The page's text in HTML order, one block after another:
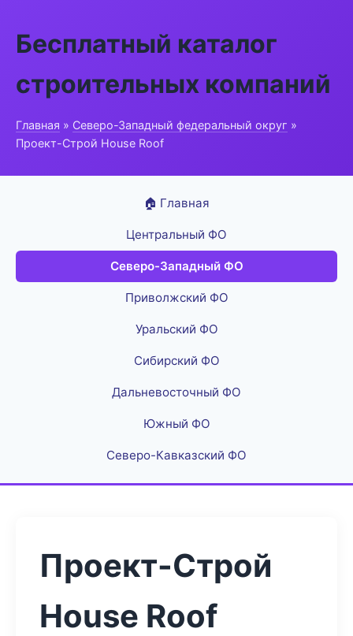
Бесплатный каталог
строительных компаний
Главная » Северо-Западный федеральный округ »
Проект-Строй House Roof
🏠 Главная
Центральный ФО
Северо-Западный ФО
Приволжский ФО
Уральский ФО
Сибирский ФО
Дальневосточный ФО
Южный ФО
Северо-Кавказский ФО
Проект-Строй
House Roof